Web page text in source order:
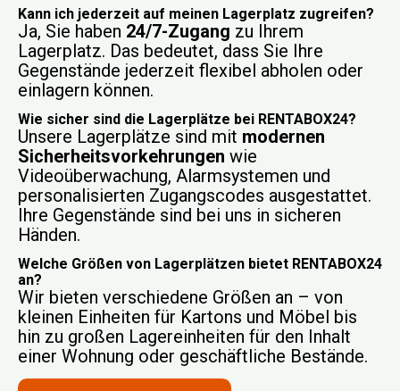
Kann ich jederzeit auf meinen Lagerplatz zugreifen?
Ja, Sie haben 24/7-Zugang zu Ihrem
Lagerplatz. Das bedeutet, dass Sie Ihre
Gegenstände jederzeit flexibel abholen oder
einlagern können.
Wie sicher sind die Lagerplätze bei RENTABOX24?
Unsere Lagerplätze sind mit modernen
Sicherheitsvorkehrungen wie
Videoüberwachung, Alarmsystemen und
personalisierten Zugangscodes ausgestattet.
Ihre Gegenstände sind bei uns in sicheren
Händen.
Welche Größen von Lagerplätzen bietet RENTABOX24
an?
Wir bieten verschiedene Größen an – von
kleinen Einheiten für Kartons und Möbel bis
hin zu großen Lagereinheiten für den Inhalt
einer Wohnung oder geschäftliche Bestände.